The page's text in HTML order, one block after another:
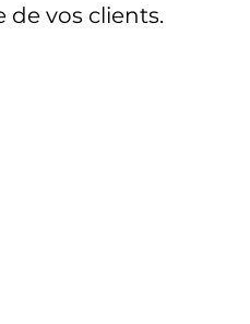
de vos clients.